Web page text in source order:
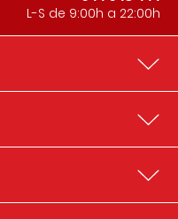
L-S de 9:00h a 22:00h